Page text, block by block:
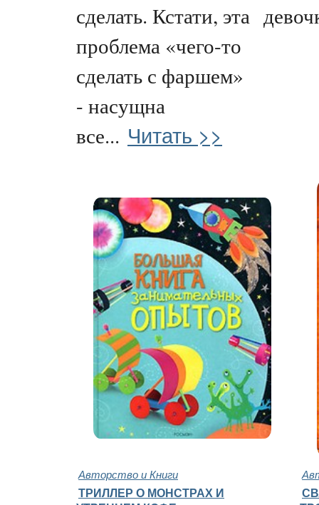
сделать. Кстати, эта
проблема «чего-то
сделать с фаршем»
- насущна
все... Читать >>
Авторство и Книги
ТРИЛЛЕР О МОНСТРАХ И